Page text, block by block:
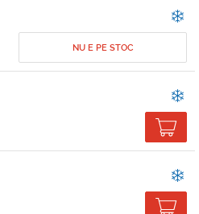
NU E PE STOC